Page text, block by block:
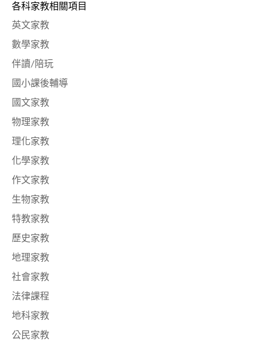
各科家教相關項目
英文家教
數學家教
伴讀/陪玩
國小課後輔導
國文家教
物理家教
理化家教
化學家教
作文家教
生物家教
特教家教
歷史家教
地理家教
社會家教
法律課程
地科家教
公民家教